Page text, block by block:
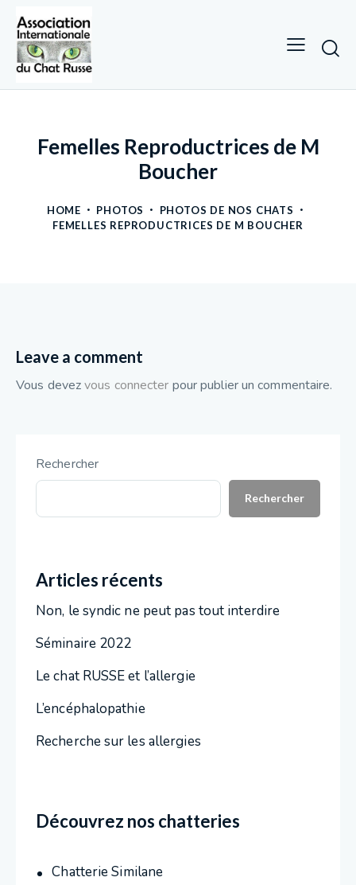
Femelles Reproductrices de M
Boucher
HOME PHOTOS
PHOTOS DE NOS CHATS
FEMELLES REPRODUCTRICES DE M BOUCHER
Leave a comment
Vous devezvous connecter pour publier un commentaire.
Rechercher
Rechercher
Articles récents
Non, le syndic ne peut pas tout interdire
Séminaire 2022
Le chat RUSSE et l’allergie
L’encéphalopathie
Recherche sur les allergies
Découvrez nos chatteries
Chatterie Similane